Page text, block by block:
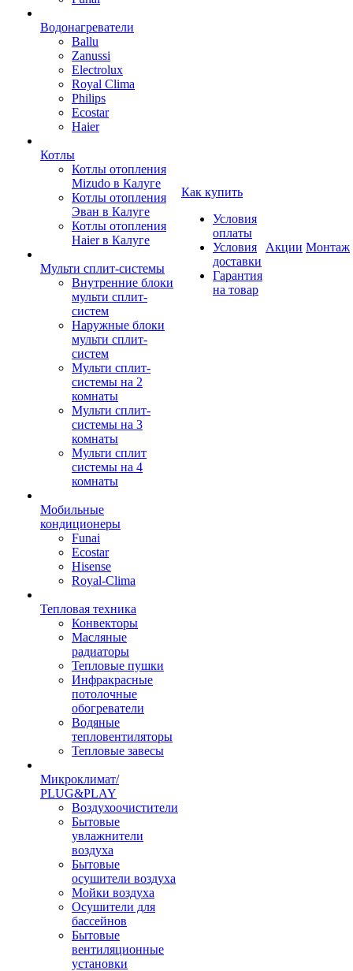
Водонагреватели
Ballu
Zanussi
Electrolux
Royal Clima
Philips
Ecostar
Haier
Котлы
Котлы отопления
Mizudo в Калуге
Котлы отопления
Эван в Калуге
Котлы отопления
Haier в Калуге
Мульти сплит-системы
Внутренние блоки
мульти сплит-
систем
Наружные блоки
мульти сплит-
систем
Мульти сплит-
системы на 2
комнаты
Мульти сплит-
системы на 3
комнаты
Мульти сплит
системы на 4
комнаты
Мобильные
кондиционеры
Funai
Ecostar
Hisense
Royal-Clima
Тепловая техника
Конвекторы
Масляные
радиаторы
Тепловые пушки
Инфракрасные
потолочные
обогреватели
Водяные
тепловентиляторы
Тепловые завесы
Микроклимат/
PLUG&PLAY
Воздухоочистители
Бытовые
увлажнители
воздуха
Бытовые
осушители воздуха
Мойки воздуха
Осушители для
бассейнов
Бытовые
вентиляционные
установки
Как купить
Условия
оплаты
Условия
доставки
Гарантия
на товар
Акции Монтаж